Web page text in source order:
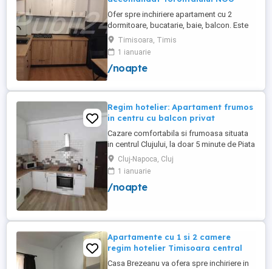
Ofer spre inchiriere apartament cu 2
dormitoare, bucatarie, baie, balcon. Este
complet utilat si mobilat nou, clima,
internet, tv, video interfon masina de
spalat haine, lenjerii, prosoape,
consumabile. In incinta complexului de
de joaca pentru copii. Apartamentul ...
Timisoara, Timis
1 ianuarie
/noapte
Regim hotelier: Apartament frumos
in centru cu balcon privat
Cazare comfortabila si frumoasa situata
in centrul Clujului, la doar 5 minute de Piata
Mihai Viteazu, intr-un bloc nou.
Apartamentul este mobilat si utilat
complet, avand aragaz, hota, cuptor de
microunde, fierbator de apa, masina de
Cluj-Napoca, Cluj
1 ianuarie
/noapte
Apartamente cu 1 si 2 camere
regim hotelier Timisoara central
Casa Brezeanu va ofera spre inchiriere in